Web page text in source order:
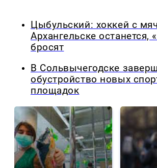
Цыбульский: хоккей с
Архангельске останется,
бросят
В Сольвычегодске
обустройство новых
площадок